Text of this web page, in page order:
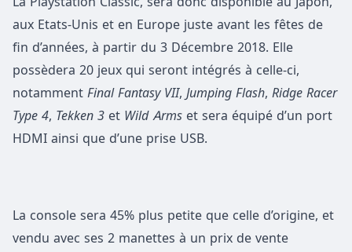
aux Etats-Unis et en Europe juste avant les fêtes de
fin d’années, à partir du 3 Décembre 2018. Elle
possèdera 20 jeux qui seront intégrés à celle-ci,
notamment Final Fantasy VII, Jumping Flash, Ridge Racer
Type 4, Tekken 3 et Wild Arms et sera équipé d’un port
HDMI ainsi que d’une prise USB.
La console sera 45% plus petite que celle d’origine, et
vendu avec ses 2 manettes à un prix de vente